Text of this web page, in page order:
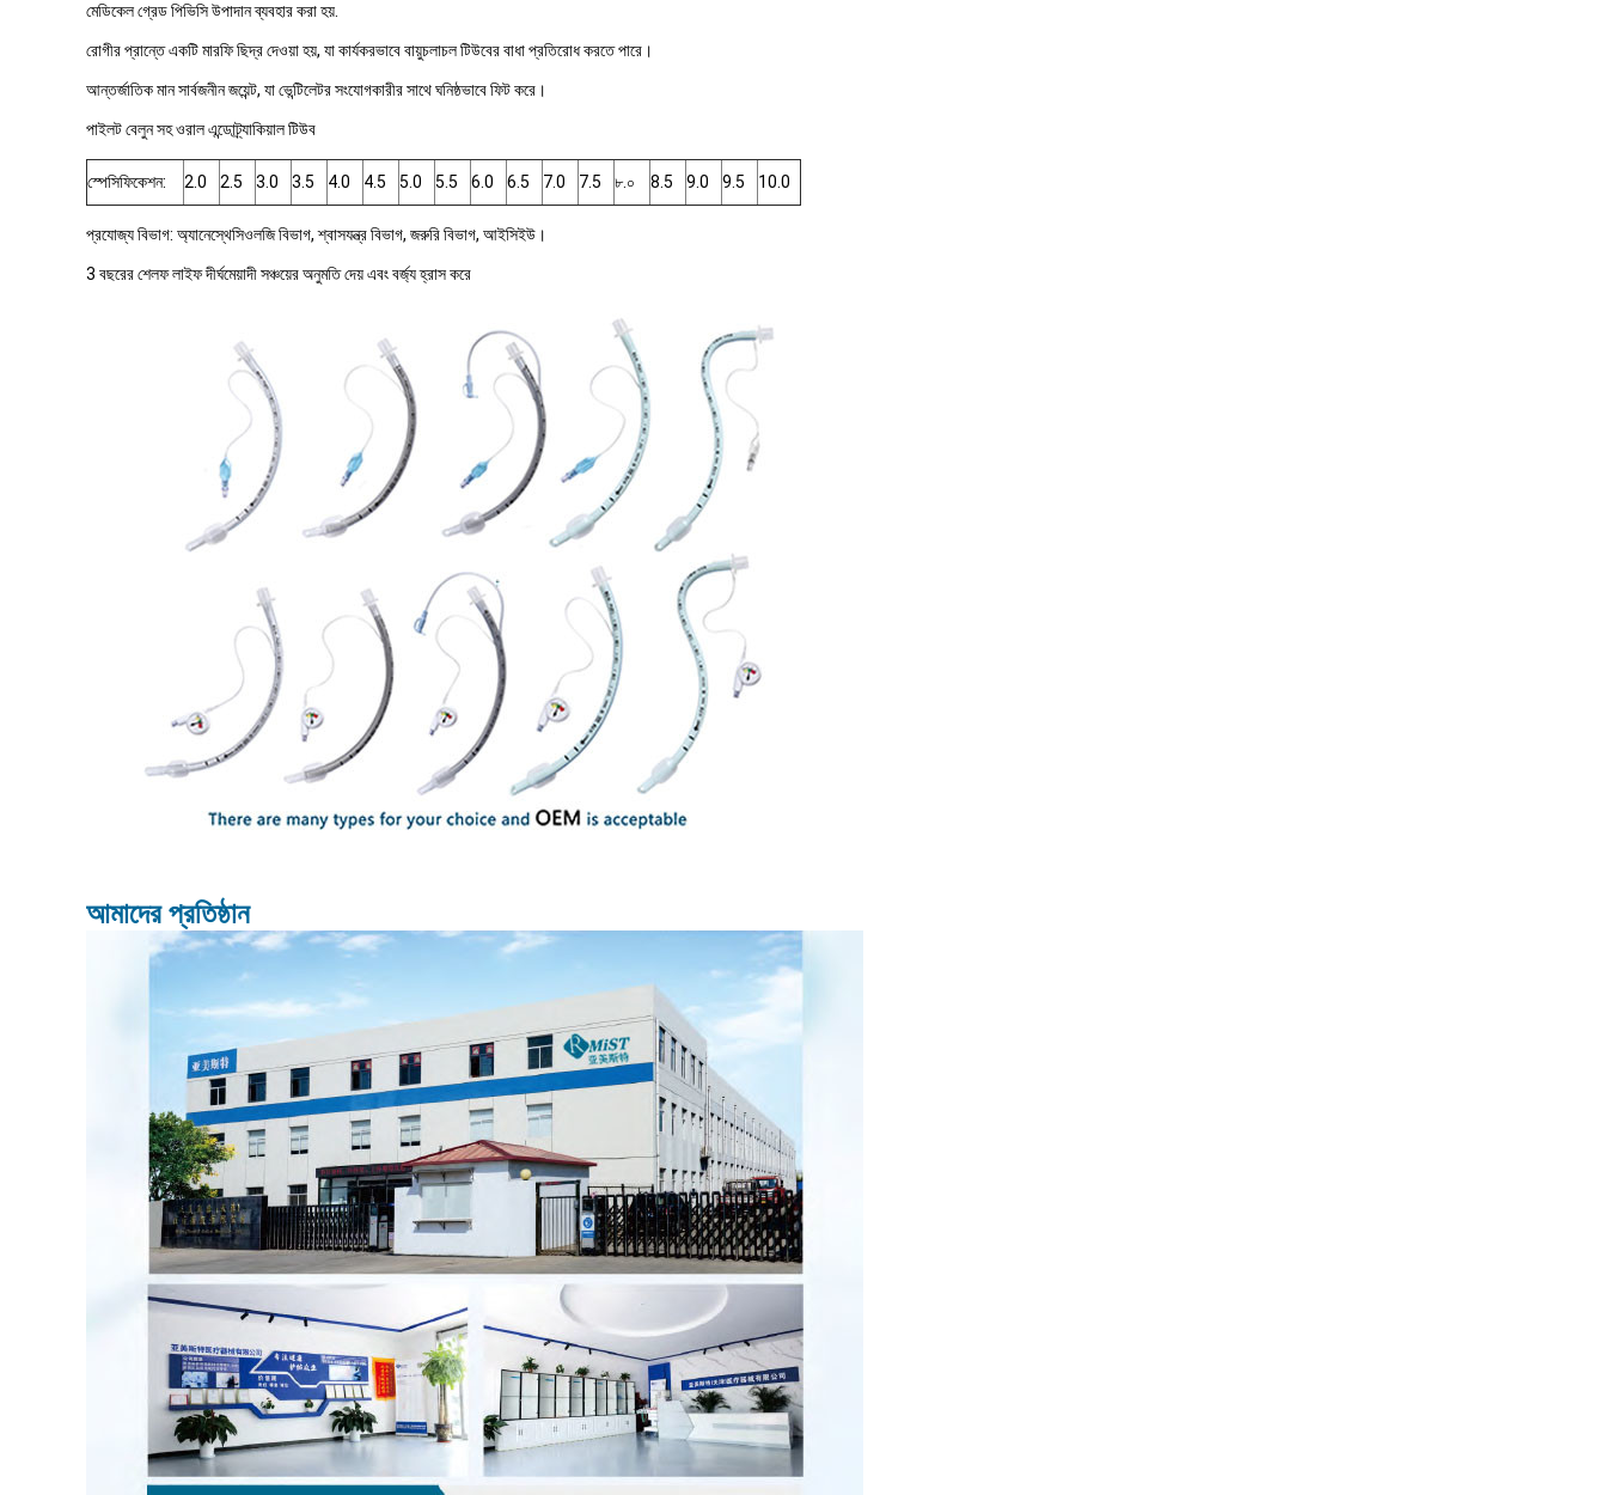
মেডিকেল গ্রেড পিভিসি উপাদান ব্যবহার করা হয়.
রোগীর প্রান্তে একটি মারফি ছিদ্র দেওয়া হয়, যা কার্যকরভাবে বায়ুচলাচল টিউবের বাধা প্রতিরোধ করতে পারে।
আন্তর্জাতিক মান সার্বজনীন জয়েন্ট, যা ভেন্টিলেটর সংযোগকারীর সাথে ঘনিষ্ঠভাবে ফিট করে।
পাইলট বেলুন সহ ওরাল এন্ডোট্র্যাকিয়াল টিউব
স্পেসিফিকেশন: 2.0 2.5 3.0 3.5 4.0 4.5 5.0 5.5 6.0 6.5 7.0 7.5 ৮.০ 8.5 9.0 9.5 10.0
প্রযোজ্য বিভাগ: অ্যানেস্থেসিওলজি বিভাগ, শ্বাসযন্ত্র বিভাগ, জরুরি বিভাগ, আইসিইউ।
3 বছরের শেলফ লাইফ দীর্ঘমেয়াদী সঞ্চয়ের অনুমতি দেয় এবং বর্জ্য হ্রাস করে
আমাদের প্রতিষ্ঠান